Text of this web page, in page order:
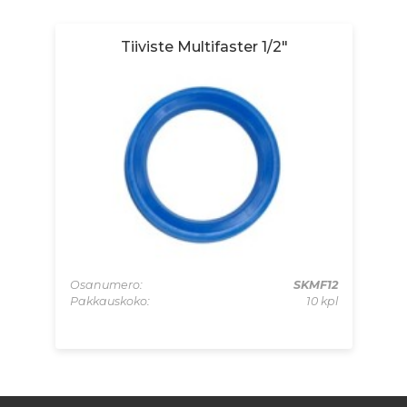
Tiiviste Multifaster 1/2"
Osanumero:
SKMF12
Pakkauskoko:
10 kpl